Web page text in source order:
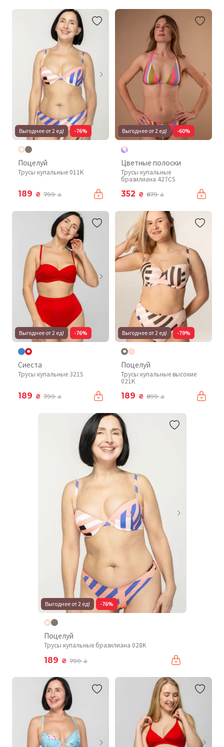
Выгоднее от 2 ед! -76%
Поцелуй
Трусы купальные 011K
189 ₴ 799₴
Выгоднее от 2 ед! -60%
Цветные полоски
Трусы купальные
бразилиана 427CS
352 ₴ 879₴
Выгоднее от 2 ед! -76%
Сиеста
Трусы купальные 321S
189 ₴ 799₴
Выгоднее от 2 ед! -79%
Поцелуй
Трусы купальные высокие
021K
189 ₴ 899₴
Выгоднее от 2 ед! -76%
Поцелуй
Трусы купальные бразилиана 028K
189 ₴ 799₴